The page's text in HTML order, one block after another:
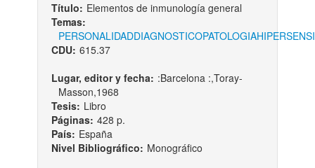
Título: Elementos de inmunología general
Temas:
PERSONALIDADDIAGNOSTICOPATOLOGIA
CDU: 615.37
Lugar, editor y fecha: :Barcelona :,Toray-
Masson,1968
Tesis: Libro
Páginas: 428 p.
País: España
Nivel Bibliográfico: Monográfico